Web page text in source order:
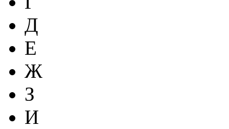
Д
Е
Ж
З
И